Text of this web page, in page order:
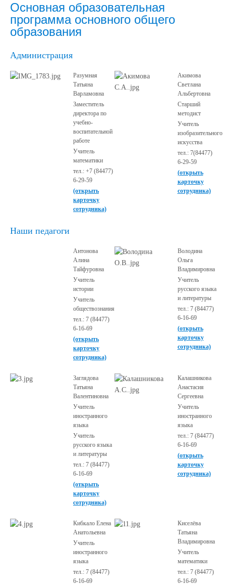
Основная образовательная
программа основного общего
образования
Администрация
Разумная
Татьяна
Варламовна
Заместитель
директора по
учебно-
воспитательной
работе
Учитель
математики
тел.: +7 (84477)
6-29-59
(открыть
карточку
сотрудника)
Акимова
Светлана
Альбертовна
Старший
методист
Учитель
изобразительного
искусства
тел.: 7(84477)
6-29-59
(открыть
карточку
сотрудника)
Наши педагоги
Антонова
Алина
Тайфуровна
Учитель
истории
Учитель
обществознания
тел.: 7 (84477)
6-16-69
(открыть
карточку
сотрудника)
Володина
Ольга
Владимировна
Учитель
русского языка
и литературы
тел.: 7 (84477)
6-16-69
(открыть
карточку
сотрудника)
Заглядова
Татьяна
Валентиновна
Учитель
иностранного
языка
Учитель
русского языка
и литературы
тел.: 7 (84477)
6-16-69
(открыть
карточку
сотрудника)
Калашникова
Анастасия
Сергеевна
Учитель
иностранного
языка
тел.: 7 (84477)
6-16-69
(открыть
карточку
сотрудника)
Кибкало Елена
Анатольевна
Учитель
иностранного
языка
тел.: 7 (84477)
6-16-69
Киселёва
Татьяна
Владимировна
Учитель
математики
тел.: 7 (84477)
6-16-69